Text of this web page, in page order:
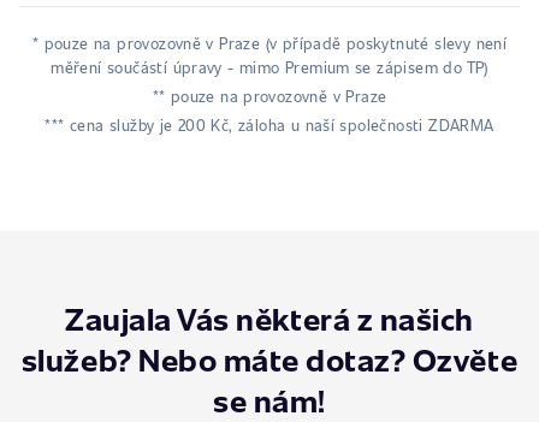
* pouze na provozovně v Praze (v případě poskytnuté slevy není
měření součástí úpravy - mimo Premium se zápisem do TP)
** pouze na provozovně v Praze
*** cena služby je 200 Kč, záloha u naší společnosti ZDARMA
Zaujala Vás některá z našich
služeb? Nebo máte dotaz? Ozvěte
se nám!